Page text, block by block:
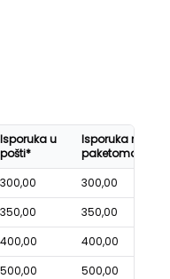
Isporuka u
pošti*
Isporuka na
paketomatu*
300,00
300,00
350,00
350,00
400,00
400,00
500,00
500,00